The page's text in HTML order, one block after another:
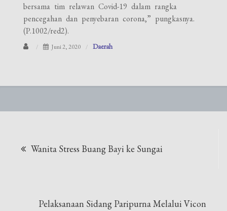
bersama tim relawan Covid-19 dalam rangka
pencegahan dan penyebaran corona,” pungkasnya.
(P.1002/red2).
Juni 2, 2020 Daerah
Wanita Stress Buang Bayi ke Sungai
Pelaksanaan Sidang Paripurna Melalui Vicon